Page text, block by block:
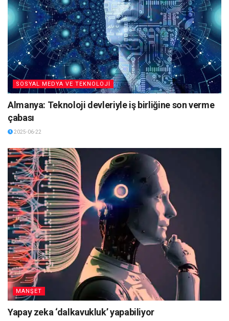
SOSYAL MEDYA VE TEKNOLOJİ
Almanya: Teknoloji devleriyle iş birliğine son verme
çabası
2025-06-22
MANŞET
Yapay zeka ‘dalkavukluk’ yapabiliyor